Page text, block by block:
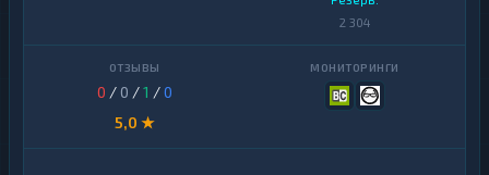
2 304
0 / 0 /1 /0
5,0 ★